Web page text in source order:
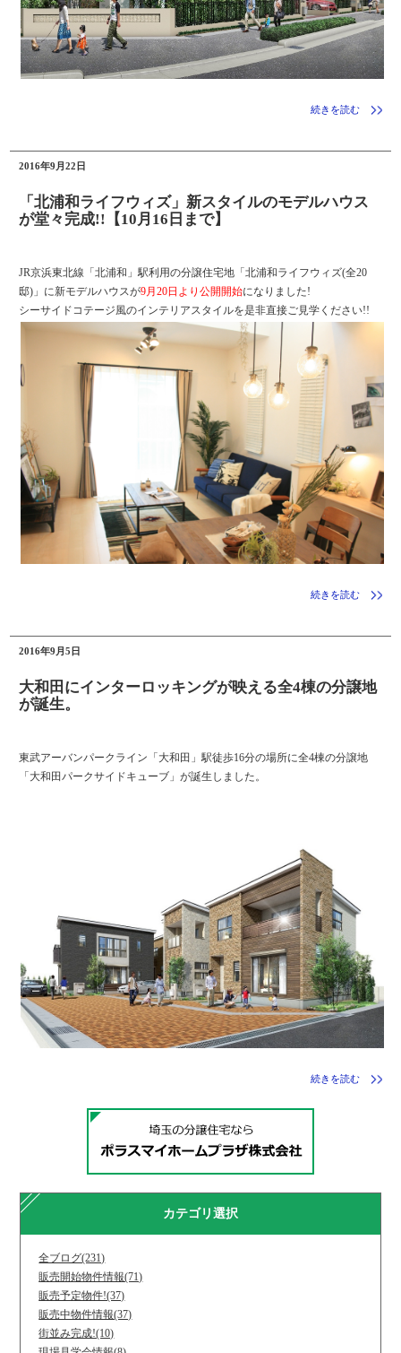
続きを読む
2016年9月22日
「北浦和ライフウィズ」新スタイルのモデルハウス
が堂々完成!!【10月16日まで】
JR京浜東北線「北浦和」駅利用の分譲住宅地「北浦和ライフウィズ(全20
邸)」に新モデルハウスが9月20日より公開開始になりました!
シーサイドコテージ風のインテリアスタイルを是非直接ご見学ください!!
続きを読む
2016年9月5日
大和田にインターロッキングが映える全4棟の分譲地
が誕生。
東武アーバンパークライン「大和田」駅徒歩16分の場所に全4棟の分譲地
「大和田パークサイドキューブ」が誕生しました。
続きを読む
カテゴリ選択
全ブログ(231)
販売開始物件情報(71)
販売予定物件!(37)
販売中物件情報(37)
街並み完成!(10)